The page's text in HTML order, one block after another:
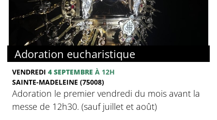
Adoration eucharistique
VENDREDI 4 SEPTEMBRE À 12H
SAINTE-MADELEINE (75008)
Adoration le premier vendredi du mois avant la
messe de 12h30. (sauf juillet et août)